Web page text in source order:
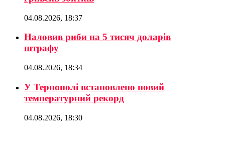
04.08.2026, 18:37
Наловив риби на 5 тисяч доларів
штрафу
04.08.2026, 18:34
У Тернополі встановлено новий
температурний рекорд
04.08.2026, 18:30